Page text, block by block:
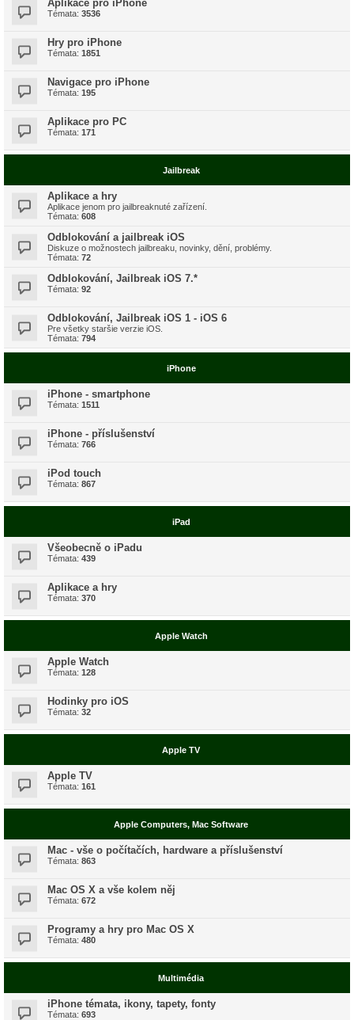
Aplikace pro iPhone
Témata: 3536
Hry pro iPhone
Témata: 1851
Navigace pro iPhone
Témata: 195
Aplikace pro PC
Témata: 171
Jailbreak
Aplikace a hry
Aplikace jenom pro jailbreaknuté zařízení.
Témata: 608
Odblokování a jailbreak iOS
Diskuze o možnostech jailbreaku, novinky, dění, problémy.
Témata: 72
Odblokování, Jailbreak iOS 7.*
Témata: 92
Odblokování, Jailbreak iOS 1 - iOS 6
Pre všetky staršie verzie iOS.
Témata: 794
iPhone
iPhone - smartphone
Témata: 1511
iPhone - příslušenství
Témata: 766
iPod touch
Témata: 867
iPad
Všeobecně o iPadu
Témata: 439
Aplikace a hry
Témata: 370
Apple Watch
Apple Watch
Témata: 128
Hodinky pro iOS
Témata: 32
Apple TV
Apple TV
Témata: 161
Apple Computers, Mac Software
Mac - vše o počítačích, hardware a příslušenství
Témata: 863
Mac OS X a vše kolem něj
Témata: 672
Programy a hry pro Mac OS X
Témata: 480
Multimédia
iPhone témata, ikony, tapety, fonty
Témata: 693